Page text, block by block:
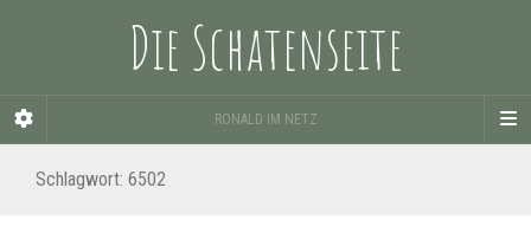
Die Schatenseite
RONALD IM NETZ
Schlagwort: 6502